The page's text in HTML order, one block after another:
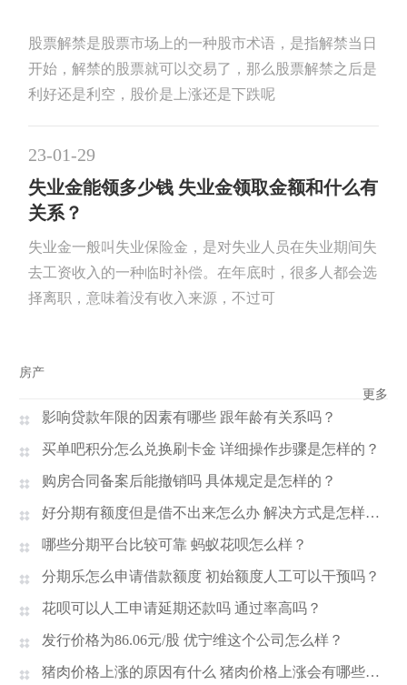
股票解禁是股票市场上的一种股市术语，是指解禁当日
开始，解禁的股票就可以交易了，那么股票解禁之后是
利好还是利空，股价是上涨还是下跌呢
23-01-29
失业金能领多少钱 失业金领取金额和什么有
关系？
失业金一般叫失业保险金，是对失业人员在失业期间失
去工资收入的一种临时补偿。在年底时，很多人都会选
择离职，意味着没有收入来源，不过可
房产
更多
影响贷款年限的因素有哪些 跟年龄有关系吗？
买单吧积分怎么兑换刷卡金 详细操作步骤是怎样的？
购房合同备案后能撤销吗 具体规定是怎样的？
好分期有额度但是借不出来怎么办 解决方式是怎样的？
哪些分期平台比较可靠 蚂蚁花呗怎么样？
分期乐怎么申请借款额度 初始额度人工可以干预吗？
花呗可以人工申请延期还款吗 通过率高吗？
发行价格为86.06元/股 优宁维这个公司怎么样？
猪肉价格上涨的原因有什么 猪肉价格上涨会有哪些影响？